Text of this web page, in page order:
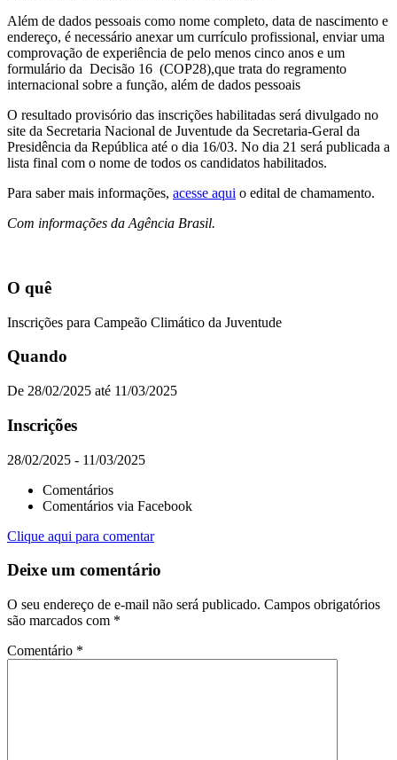
Além de dados pessoais como nome completo, data de nascimento e
endereço, é necessário anexar um currículo profissional, enviar uma
comprovação de experiência de pelo menos cinco anos e um
formulário da Decisão 16 (COP28),que trata do regramento
internacional sobre a função, além de dados pessoais
O resultado provisório das inscrições habilitadas será divulgado no
site da Secretaria Nacional de Juventude da Secretaria-Geral da
Presidência da República até o dia 16/03. No dia 21 será publicada a
lista final com o nome de todos os candidatos habilitados.
Para saber mais informações, acesse aqui o edital de chamamento.
Com informações da Agência Brasil.
O quê
Inscrições para Campeão Climático da Juventude
Quando
De 28/02/2025 até 11/03/2025
Inscrições
28/02/2025 - 11/03/2025
Comentários
Comentários via Facebook
Clique aqui para comentar
Deixe um comentário
O seu endereço de e-mail não será publicado. Campos obrigatórios
são marcados com *
Comentário *